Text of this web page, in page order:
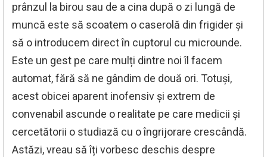
prânzul la birou sau de a cina după o zi lungă de
muncă este să scoatem o caserolă din frigider și
să o introducem direct în cuptorul cu microunde.
Este un gest pe care mulți dintre noi îl facem
automat, fără să ne gândim de două ori. Totuși,
acest obicei aparent inofensiv și extrem de
convenabil ascunde o realitate pe care medicii și
cercetătorii o studiază cu o îngrijorare crescândă.
Astăzi, vreau să îți vorbesc deschis despre